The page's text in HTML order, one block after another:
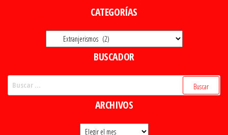
CATEGORÍAS
Categorías
BUSCADOR
ARCHIVOS
Archivos